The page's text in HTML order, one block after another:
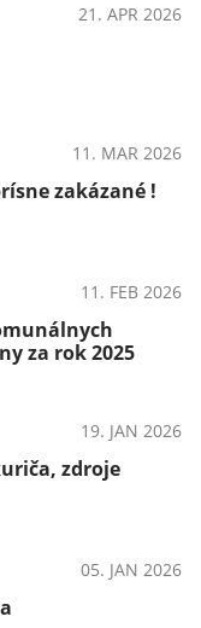
21. APR 2026
11. MAR 2026
zakázané !
11. FEB 2026
za rok 2025
19. JAN 2026
zdroje
05. JAN 2026